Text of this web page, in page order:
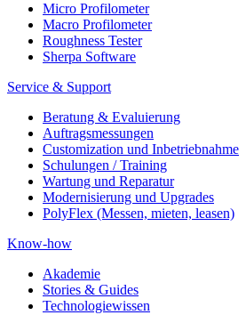
Micro Profilometer
Macro Profilometer
Roughness Tester
Sherpa Software
Service & Support
Beratung & Evaluierung
Auftragsmessungen
Customization und Inbetriebnahme
Schulungen / Training
Wartung und Reparatur
Modernisierung und Upgrades
PolyFlex (Messen, mieten, leasen)
Know-how
Akademie
Stories & Guides
Technologiewissen